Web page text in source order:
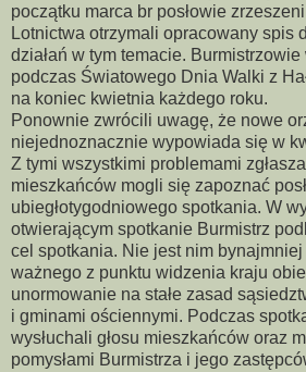
początku marca br posłowie
Lotnictwa otrzymali opracowany spis
działań w tym temacie.
podczas Światowego Dnia Walki z
na koniec kwietnia każdego roku.
Ponownie zwrócili uwagę, że nowe
niejednoznacznie wypowiada się w
Z tymi wszystkimi problemami
mieszkańców mogli się zapoznać
ubiegłotygodniowego spotkania. W
otwierającym spotkanie Burmistrz
cel spotkania. Nie jest nim
ważnego z punktu widzenia kraju
unormowanie na stałe zasad
i gminami ościennymi. Podczas
wysłuchali głosu mieszkańców oraz
pomysłami Burmistrza i jego